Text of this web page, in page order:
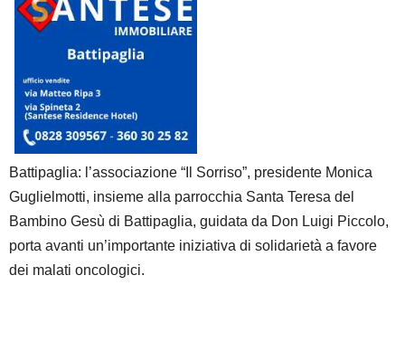
Battipaglia: l’associazione “Il Sorriso”, presidente Monica
Guglielmotti, insieme alla parrocchia Santa Teresa del
Bambino Gesù di Battipaglia, guidata da Don Luigi Piccolo,
porta avanti un’importante iniziativa di solidarietà a favore
dei malati oncologici.